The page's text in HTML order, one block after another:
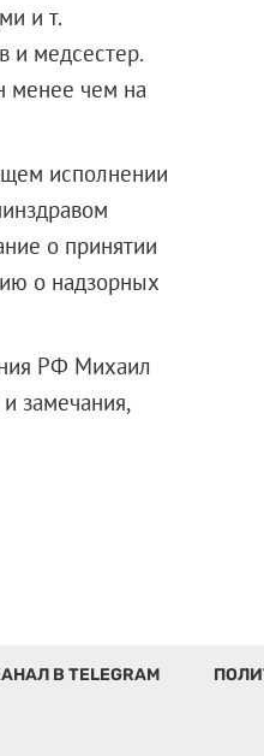
и т.
и медсестер.
менее чем на
исполнении
о принятии
о надзорных
РФ Михаил
замечания,
В TELEGRAM